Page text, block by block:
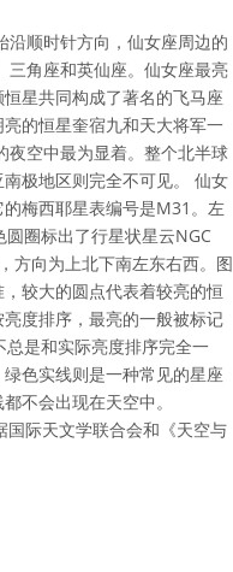
沿顺时针方向，仙女座周边的
三角座和英仙座。仙女座最亮
星共同构成了著名的飞马座
的恒星奎宿九和天大将军一
夜空中最为显着。整个北半球
极地区则完全不可见。 仙女
梅西耶星表编号是M31。左
圈标出了行星状星云NGC
方向为上北下南左东右西。图
较大的圆点代表着较亮的恒
度排序，最亮的一般被标记
是和实际亮度排序完全一
色实线则是一种常见的星座
不会出现在天空中。
国际天文学联合会和《天空与
BY 4.0) 图标